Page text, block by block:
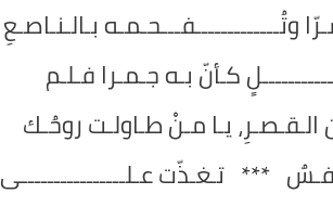
بـالـنـاصـعِ
كـأنّ بـه جـمـرا فـلـم
الـقـصـرِ، يـا مـنْ طـاولـت روحُـك
*** تـغـذّت عـلــــــــــــــــى